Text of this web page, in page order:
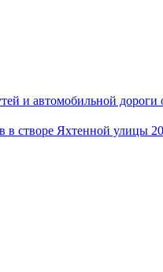
и автомобильной дороги
в створе Яхтенной улицы